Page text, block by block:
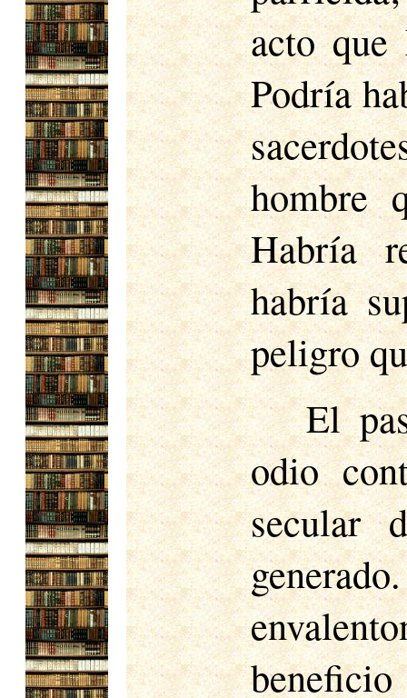
acto que
Podría
hombre
Habría
habría
peligro
El
odio
secular